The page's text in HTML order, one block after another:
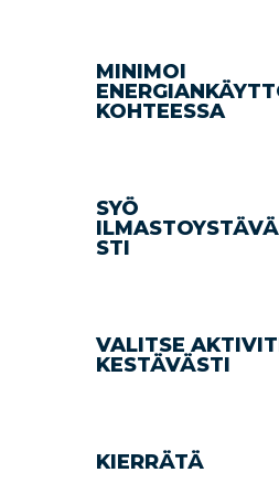
MINIMOI
KOHTEESSA
SYÖ
STI
VALITSE
KESTÄVÄSTI
KIERRÄTÄ